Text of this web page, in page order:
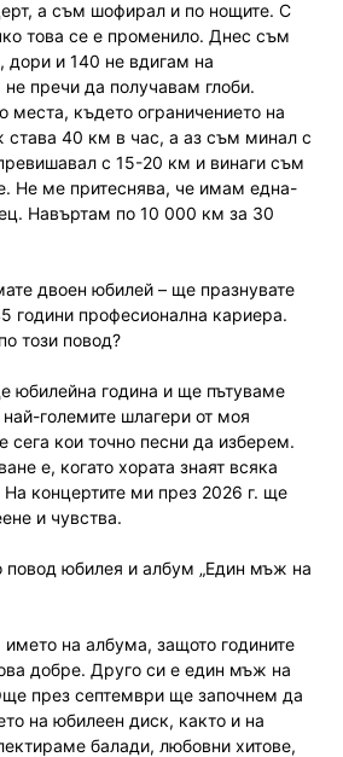
а съм шофирал и по нощите. С
това се е променило. Днес съм
дори и 140 не вдигам на
не пречи да получавам глоби.
места, където ограничението на
става 40 км в час, а аз съм минал с
с 15-20 км и винаги съм
Не ме притеснява, че имам една-
Навъртам по 10 000 км за 30
двоен юбилей – ще празнувате
години професионална кариера.
този повод?
юбилейна година и ще пътуваме
големите шлагери от моя
сега кои точно песни да изберем.
е, когато хората знаят всяка
На концертите ми през 2026 г. ще
и чувства.
повод юбилея и албум „Един мъж на
на албума, защото годините
добре. Друго си е един мъж на
през септември ще започнем да
на юбилеен диск, както и на
балади, любовни хитове,